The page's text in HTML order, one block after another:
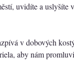
uvidíte a uslyšíte
v dobových
aby nám